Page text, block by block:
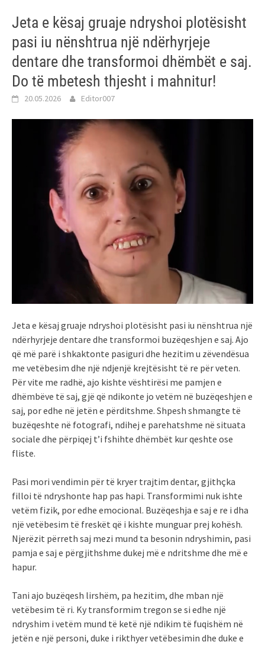
Jeta e kësaj gruaje ndryshoi plotësisht
pasi iu nënshtrua një ndërhyrjeje
dentare dhe transformoi dhëmbët e saj.
Do të mbetesh thjesht i mahnitur!
20.05.2026 Editor007
Jeta e kësaj gruaje ndryshoi plotësisht pasi iu nënshtrua një
ndërhyrjeje dentare dhe transformoi buzëqeshjen e saj. Ajo
që më parë i shkaktonte pasiguri dhe hezitim u zëvendësua
me vetëbesim dhe një ndjenjë krejtësisht të re për veten.
Për vite me radhë, ajo kishte vështirësi me pamjen e
dhëmbëve të saj, gjë që ndikonte jo vetëm në buzëqeshjen e
saj, por edhe në jetën e përditshme. Shpesh shmangte të
buzëqeshte në fotografi, ndihej e parehatshme në situata
sociale dhe përpiqej t’i fshihte dhëmbët kur qeshte ose
fliste.
Pasi mori vendimin për të kryer trajtim dentar, gjithçka
filloi të ndryshonte hap pas hapi. Transformimi nuk ishte
vetëm fizik, por edhe emocional. Buzëqeshja e saj e re i dha
një vetëbesim të freskët që i kishte munguar prej kohësh.
Njerëzit përreth saj mezi mund ta besonin ndryshimin, pasi
pamja e saj e përgjithshme dukej më e ndritshme dhe më e
hapur.
Tani ajo buzëqesh lirshëm, pa hezitim, dhe mban një
vetëbesim të ri. Ky transformim tregon se si edhe një
ndryshim i vetëm mund të ketë një ndikim të fuqishëm në
jetën e një personi, duke i rikthyer vetëbesimin dhe duke e